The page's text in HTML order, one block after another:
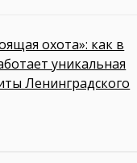
охота»: как в
уникальная
Ленинградского